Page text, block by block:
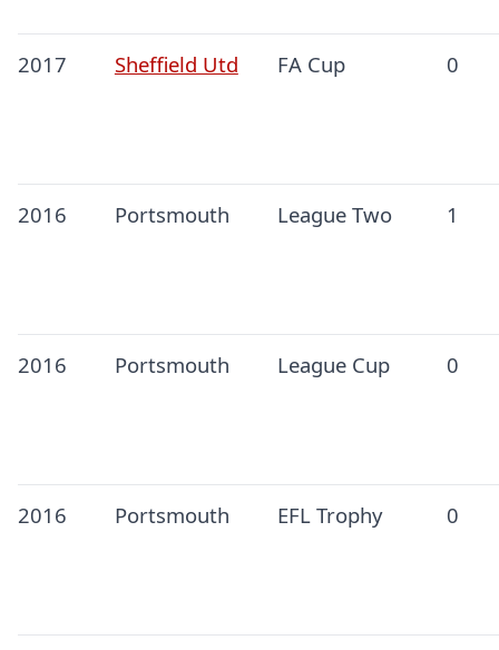
2017 Sheffield Utd FA Cup 0
2016 Portsmouth League Two 1
2016 Portsmouth League Cup 0
2016 Portsmouth EFL Trophy 0